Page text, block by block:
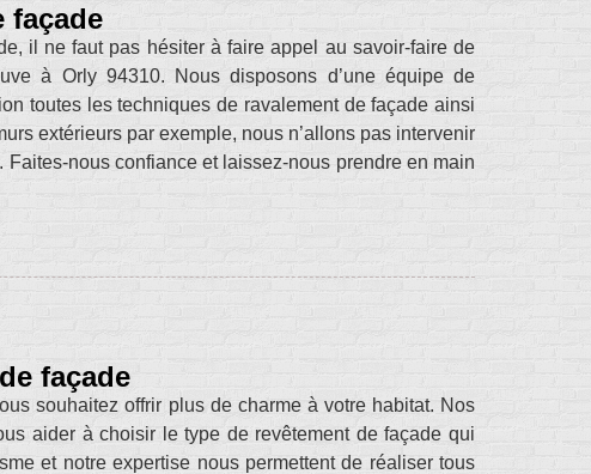
façade
il ne faut pas hésiter à faire appel au savoir-faire de
à Orly 94310. Nous disposons d’une équipe de
toutes les techniques de ravalement de façade ainsi
extérieurs par exemple, nous n’allons pas intervenir
nous confiance et laissez-nous prendre en main
façade
souhaitez offrir plus de charme à votre habitat. Nos
aider à choisir le type de revêtement de façade qui
et notre expertise nous permettent de réaliser tous